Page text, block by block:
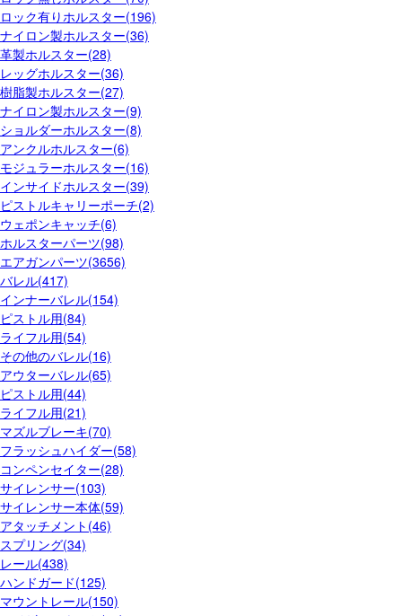
ロック有りホルスター(196)
ナイロン製ホルスター(36)
革製ホルスター(28)
レッグホルスター(36)
樹脂製ホルスター(27)
ナイロン製ホルスター(9)
ショルダーホルスター(8)
アンクルホルスター(6)
モジュラーホルスター(16)
インサイドホルスター(39)
ピストルキャリーポーチ(2)
ウェポンキャッチ(6)
ホルスターパーツ(98)
エアガンパーツ(3656)
バレル(417)
インナーバレル(154)
ピストル用(84)
ライフル用(54)
その他のバレル(16)
アウターバレル(65)
ピストル用(44)
ライフル用(21)
マズルブレーキ(70)
フラッシュハイダー(58)
コンペンセイター(28)
サイレンサー(103)
サイレンサー本体(59)
アタッチメント(46)
スプリング(34)
レール(438)
ハンドガード(125)
マウントレール(150)